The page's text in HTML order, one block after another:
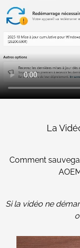
La
Comment
Si la vidéo ne